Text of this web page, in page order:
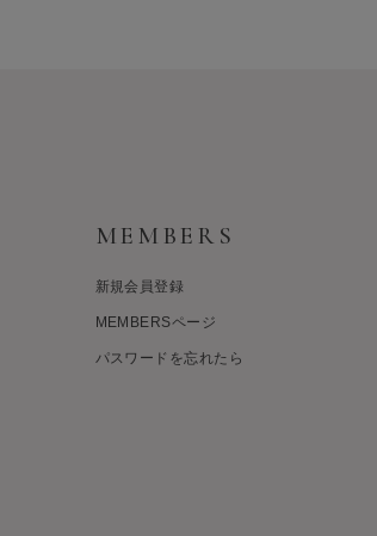
MEMBERS
新規会員登録
MEMBERSページ
パスワードを忘れたら